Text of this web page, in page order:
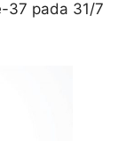
37 pada 31/7